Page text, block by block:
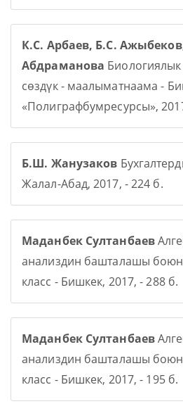
К.С. Арбаев, Б.С.
Абдраманова
сөздүк - маалыматнаама -
«Полиграфбумресурсы»,
Б.Ш. Жанузаков
Жалал-Абад, 2017, - 224 б.
Маданбек Султанбаев
анализдин башталашы
класс - Бишкек, 2017, - 288 б.
Маданбек Султанбаев
анализдин башталашы
класс - Бишкек, 2017, - 195 б.